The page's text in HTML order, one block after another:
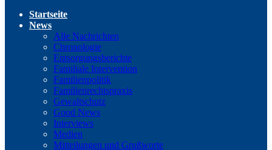
Startseite
News
Alle Nachrichten
Chronologie
Entsorgungsberichte
Familiale Intervention
Familienpolitik
Familienrechtspraxis
Gewaltschutz
Good News
Interviews
Medien
Mitteilungen und Grußworte